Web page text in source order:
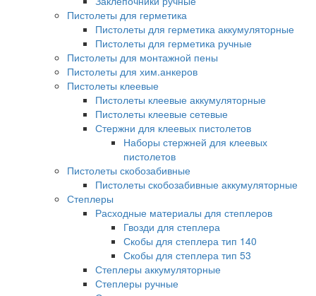
Пистолеты для герметика
Пистолеты для герметика аккумуляторные
Пистолеты для герметика ручные
Пистолеты для монтажной пены
Пистолеты для хим.анкеров
Пистолеты клеевые
Пистолеты клеевые аккумуляторные
Пистолеты клеевые сетевые
Стержни для клеевых пистолетов
Наборы стержней для клеевых
пистолетов
Пистолеты скобозабивные
Пистолеты скобозабивные аккумуляторные
Степлеры
Расходные материалы для степлеров
Гвозди для степлера
Скобы для степлера тип 140
Скобы для степлера тип 53
Степлеры аккумуляторные
Степлеры ручные